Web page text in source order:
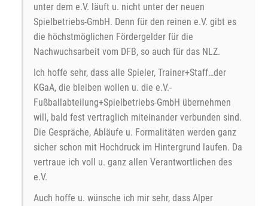
unter dem e.V. läuft u. nicht unter der neuen
Spielbetriebs-GmbH. Denn für den reinen e.V. gibt es
die höchstmöglichen Fördergelder für die
Nachwuchsarbeit vom DFB, so auch für das NLZ.
Ich hoffe sehr, dass alle Spieler, Trainer+Staff…der
KGaA, die bleiben wollen u. die e.V.-
Fußballabteilung+Spielbetriebs-GmbH übernehmen
will, bald fest vertraglich miteinander verbunden sind.
Die Gespräche, Abläufe u. Formalitäten werden ganz
sicher schon mit Hochdruck im Hintergrund laufen. Da
vertraue ich voll u. ganz allen Verantwortlichen des
e.V.
Auch hoffe u. wünsche ich mir sehr, dass Alper